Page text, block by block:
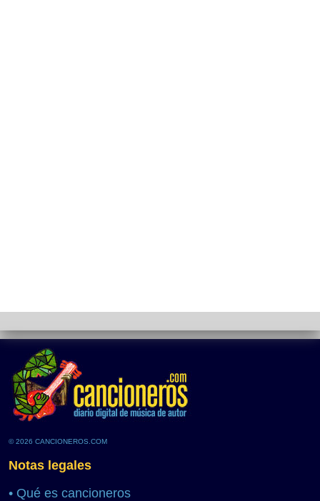
© 2026 CANCIONEROS.COM
Notas legales
• Qué es cancioneros